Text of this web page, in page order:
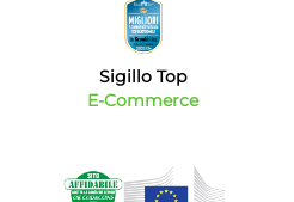
Sigillo Top
E-Commerce